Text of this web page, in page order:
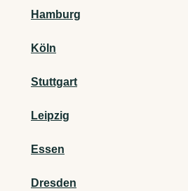
Hamburg
Köln
Stuttgart
Leipzig
Essen
Dresden